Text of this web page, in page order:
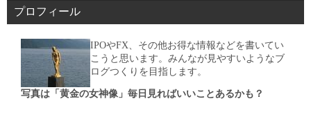
プロフィール
IPOやFX、その他お得な情報などを書いてい
こうと思います。みんなが見やすいようなブ
ログつくりを目指します。
写真は「黄金の女神像」毎日見ればいいことあるかも？